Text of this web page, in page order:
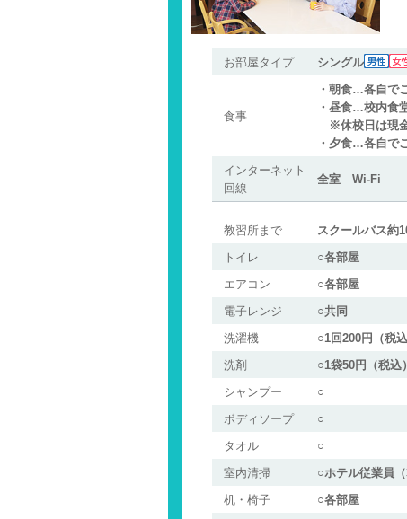
お部屋タイプ シングル
食事
・朝食…各自で
・昼食…校内食
※休校日は現
・夕食…各自で
インターネット
回線
全室 Wi-Fi
教習所まで スクールバス約
トイレ
○各部屋
エアコン
○各部屋
電子レンジ
○共同
洗濯機
○1回200円（税込
洗剤
○1袋50円（税込）
シャンプー
○
ボディソープ
○
タオル
○
室内清掃
○ホテル従業員（
机・椅子
○各部屋